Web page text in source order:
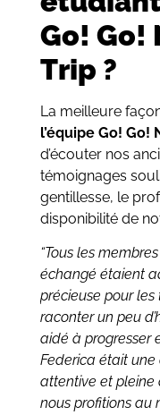
Go! Go!
Trip ?
La meilleure
l’équipe Go! Go!
d’écouter nos
témoignages
gentillesse, le
disponibilité de
“Tous les
échangé étaient
précieuse pour
raconter un peu
aidé à progresser
Federica était
attentive et pleine
nous profitions au